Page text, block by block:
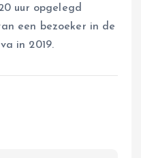
uur opgelegd
een bezoeker in de
in 2019.